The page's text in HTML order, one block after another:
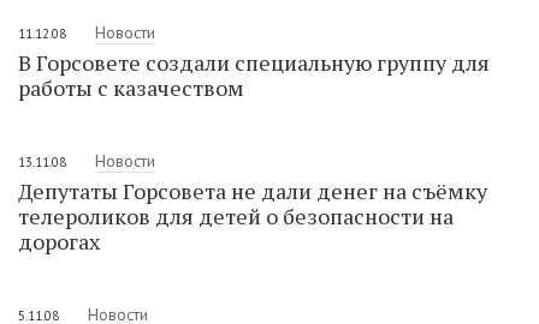
11.12.08 Новости
В Горсовете создали специальную группу для
работы с казачеством
13.11.08 Новости
Депутаты Горсовета не дали денег на съёмку
телероликов для детей о безопасности на
дорогах
5.11.08 Новости